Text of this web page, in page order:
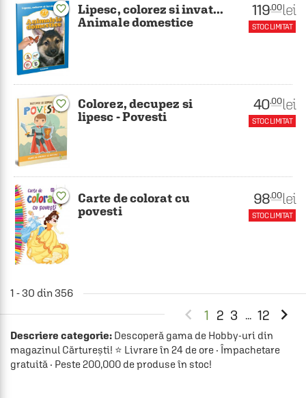
favorite_border
Lipesc, colorez si invat...
Animale domestice
119.00 lei
STOC LIMITAT
favorite_border
Colorez, decupez si
lipesc - Povesti
40.00 lei
STOC LIMITAT
favorite_border
Carte de colorat cu
povesti
98.00 lei
STOC LIMITAT
1 - 30 din 356
 1 2 3 ... 12 
Descriere categorie: Descoperă gama de Hobby-uri din
magazinul Cărturești! ⭐ Livrare în 24 de ore · Împachetare
gratuită · Peste 200,000 de produse în stoc!